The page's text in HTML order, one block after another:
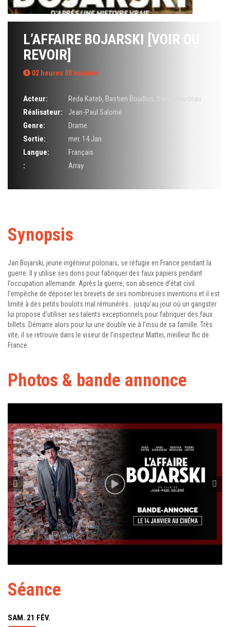
L’AFFAIRE BOJARSKI [VOIR OU
REVOIR]
02 heures 08 minutes
Acteur: Reda Kateb, Bastien Bouillon
Sara Giraudeau
Réalisateur:
Jean-Paul Salomé
Genre:
Drame
Sortie:
mer. 14 Jan.
Langue:
Français
:
Array
Synopsis
Jan Bojarski, jeune ingénieur polonais, se réfugie en France pendant la
guerre. Il y utilise ses dons pour fabriquer des faux papiers pendant
l’occupation allemande. Après la guerre, son absence d’état civil
l’empêche de déposer les brevets de ses nombreuses inventions et il est
limité à des petits boulots mal rémunérés… jusqu’au jour où un gangster
lui propose d’utiliser ses talents exceptionnels pour fabriquer des faux
billets. Démarre alors pour lui une double vie à l’insu de sa famille. Très
vite, il se retrouve dans le viseur de l’inspecteur Mattei, meilleur flic de
France.
Photos & bande annonce
Séance
SAM. 21 FÉV.